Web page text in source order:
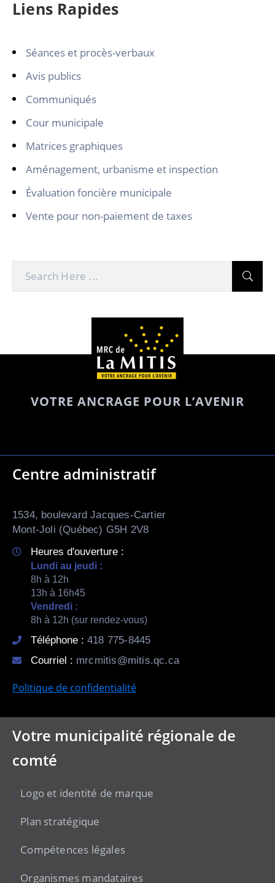
Liens Rapides
Séances et procès-verbaux
Avis publics
Communiqués
Cour municipale
Matrices graphiques
Aménagement, urbanisme et inspection
Évaluation foncière municipale
Vente pour non-paiement de taxes
VOTRE ANCRAGE POUR L’AVENIR
Centre administratif
1534, boulevard Jacques-Cartier
Mont-Joli (Québec) G5H 2V8
Heures d'ouverture :
Lundi au jeudi :
8h à 12h
13h à 16h45
Vendredi :
8h à 12h (sur rendez-vous)
Téléphone : 418 775-8445
Courriel : mrcmitis@mitis.qc.ca
Politique de confidentialité
Votre municipalité régionale de
comté
Logo et identité de marque
Plan stratégique
Compétences légales
Organismes mandataires